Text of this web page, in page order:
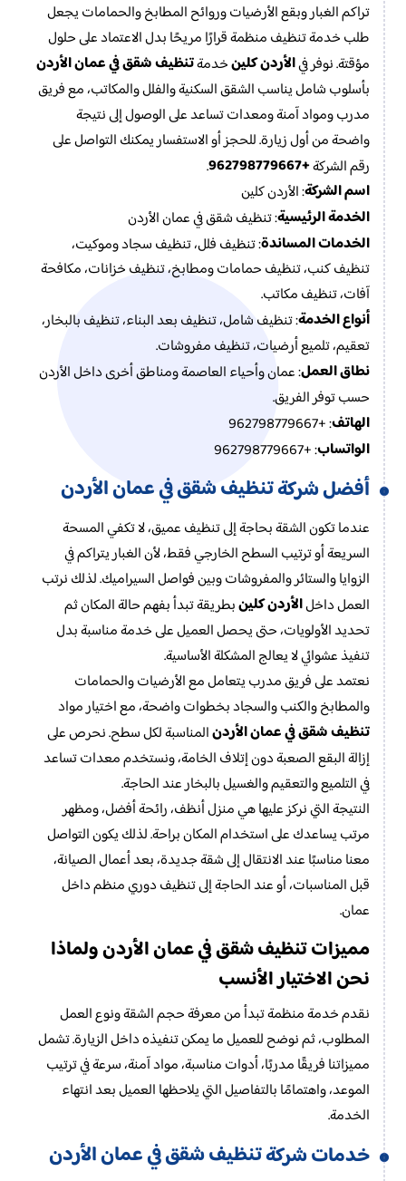
تراكم الغبار وبقع الأرضيات وروائح المطابخ والحمامات يجعل
طلب خدمة تنظيف منظمة قرارًا مريحًا بدل الاعتماد على حلول
مؤقتة. نوفر فيالأردن كلينخدمةتنظيف شقق في عمان الأردن
بأسلوب شامل يناسب الشقق السكنية والفلل والمكاتب، مع فريق
مدرب ومواد آمنة ومعدات تساعد على الوصول إلى نتيجة
واضحة من أول زيارة. للحجز أو الاستفسار يمكنك التواصل على
رقم الشركة+962798779667
.
اسم الشركة: الأردن كلين
الخدمة الرئيسية: تنظيف شقق في عمان الأردن
الخدمات المساندة: تنظيف فلل، تنظيف سجاد وموكيت،
تنظيف كنب، تنظيف حمامات ومطابخ، تنظيف خزانات، مكافحة
آفات، تنظيف مكاتب.
أنواع الخدمة: تنظيف شامل، تنظيف بعد البناء، تنظيف بالبخار،
تعقيم، تلميع أرضيات، تنظيف مفروشات.
نطاق العمل: عمان وأحياء العاصمة ومناطق أخرى داخل الأردن
حسب توفر الفريق.
الهاتف: +962798779667
الواتساب: +962798779667
أفضل شركةتنظيف شقق في عمان الأردن
عندما تكون الشقة بحاجة إلى تنظيف عميق، لا تكفي المسحة
السريعة أو ترتيب السطح الخارجي فقط، لأن الغبار يتراكم في
الزوايا والستائر والمفروشات وبين فواصل السيراميك. لذلك نرتب
العمل داخلالأردن كلينبطريقة تبدأ بفهم حالة المكان ثم
تحديد الأولويات، حتى يحصل العميل على خدمة مناسبة بدل
تنفيذ عشوائي لا يعالج المشكلة الأساسية.
نعتمد على فريق مدرب يتعامل مع الأرضيات والحمامات
والمطابخ والكنب والسجاد بخطوات واضحة، مع اختيار مواد
تنظيف شقق في عمان الأردنالمناسبة لكل سطح. نحرص على
إزالة البقع الصعبة دون إتلاف الخامة، ونستخدم معدات تساعد
في التلميع والتعقيم والغسيل بالبخار عند الحاجة.
النتيجة التي نركز عليها هي منزل أنظف، رائحة أفضل، ومظهر
مرتب يساعدك على استخدام المكان براحة. لذلك يكون التواصل
معنا مناسبًا عند الانتقال إلى شقة جديدة، بعد أعمال الصيانة،
قبل المناسبات، أو عند الحاجة إلى تنظيف دوري منظم داخل
عمان.
مميزاتتنظيف شقق في عمان الأردنولماذا
نحن الاختيار الأنسب
نقدم خدمة منظمة تبدأ من معرفة حجم الشقة ونوع العمل
المطلوب، ثم نوضح للعميل ما يمكن تنفيذه داخل الزيارة. تشمل
مميزاتنا فريقًا مدربًا، أدوات مناسبة، مواد آمنة، سرعة في ترتيب
الموعد، واهتمامًا بالتفاصيل التي يلاحظها العميل بعد انتهاء
الخدمة.
خدمات شركةتنظيف شقق في عمان الأردن